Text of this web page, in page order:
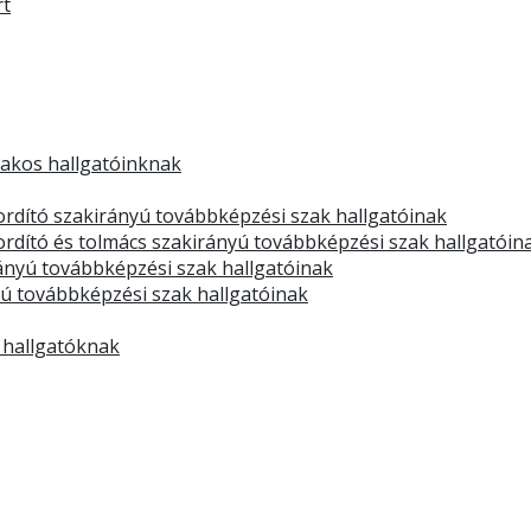
hallgatóinknak
szakirányú továbbképzési szak hallgatóinak
és tolmács szakirányú továbbképzési szak
továbbképzési szak hallgatóinak
továbbképzési szak hallgatóinak